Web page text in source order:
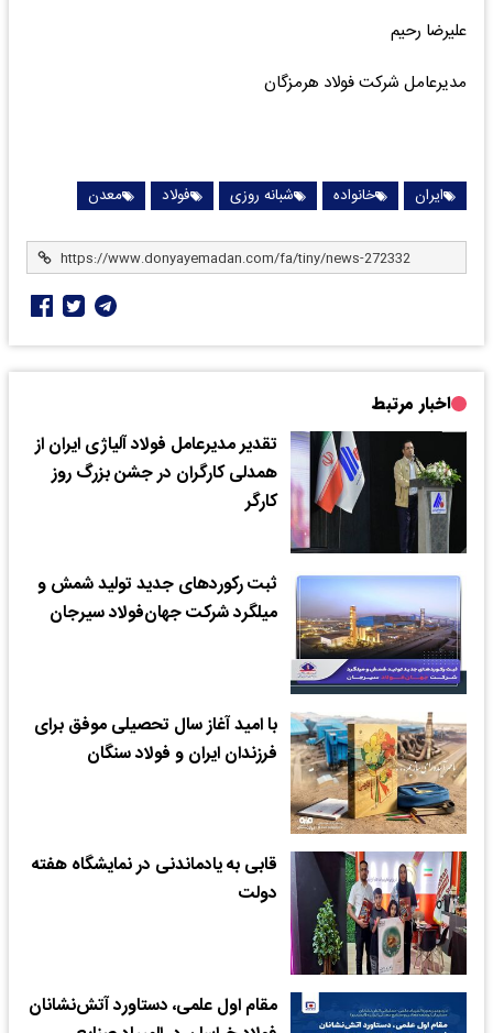
علیرضا رحیم
مدیرعامل شرکت فولاد هرمزگان
ایران خانواده شبانه روزی فولاد معدن
اخبار مرتبط
تقدیر مدیرعامل فولاد آلیاژی ایران از
همدلی کارگران در جشن بزرگ روز
کارگر
ثبت رکوردهای جدید تولید شمش و
میلگرد شرکت جهان‌فولاد سیرجان
با امید آغاز سال تحصیلی موفق برای
فرزندان ایران و فولاد سنگان
قابی به یادماندنی در نمایشگاه هفته
دولت
مقام اول علمی، دستاورد آتش‌نشانان